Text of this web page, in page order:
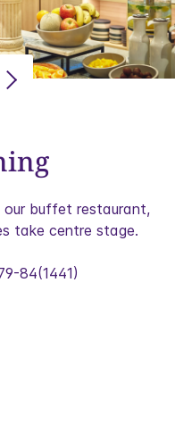
our buffet restaurant,
take centre stage.
84(1441)